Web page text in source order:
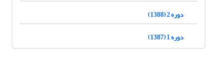
دوره 2 (1388)
دوره 1 (1387)